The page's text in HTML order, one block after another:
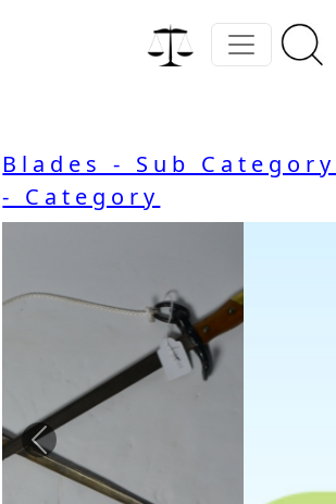
Blades - Sub Category
- Category
Previous